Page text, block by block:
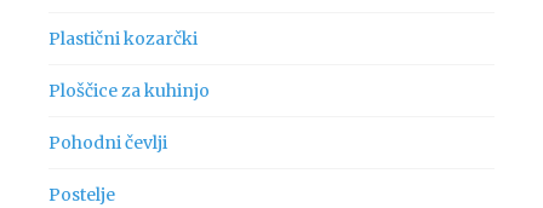
Plastični kozarčki
Ploščice za kuhinjo
Pohodni čevlji
Postelje